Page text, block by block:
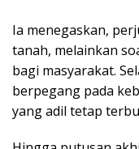
Ia menegaskan,
tanah, melainkan
bagi masyarakat.
berpegang pada
yang adil tetap